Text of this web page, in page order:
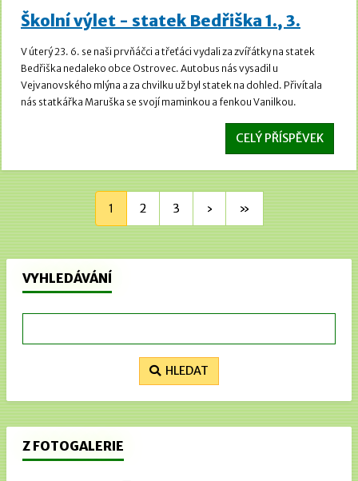
Školní výlet - statek Bedřiška 1., 3.
V úterý 23. 6. se naši prvňáčci a třeťáci vydali za zvířátky na statek
Bedřiška nedaleko obce Ostrovec. Autobus nás vysadil u
Vejvanovského mlýna a za chvilku už byl statek na dohled. Přivítala
nás statkářka Maruška se svojí maminkou a fenkou Vanilkou.
CELÝ PŘÍSPĚVEK
1 2 3 › »
VYHLEDÁVÁNÍ
HLEDAT
Z FOTOGALERIE